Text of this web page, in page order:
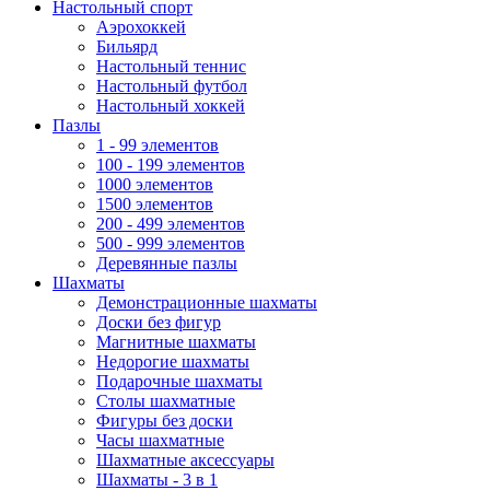
Настольный спорт
Аэрохоккей
Бильярд
Настольный теннис
Настольный футбол
Настольный хоккей
Пазлы
1 - 99 элементов
100 - 199 элементов
1000 элементов
1500 элементов
200 - 499 элементов
500 - 999 элементов
Деревянные пазлы
Шахматы
Демонстрационные шахматы
Доски без фигур
Магнитные шахматы
Недорогие шахматы
Подарочные шахматы
Столы шахматные
Фигуры без доски
Часы шахматные
Шахматные аксессуары
Шахматы - 3 в 1